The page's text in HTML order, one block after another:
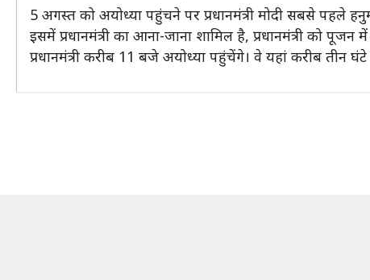
5 अगस्त को अयोध्या पहुंचने पर प्रधानमंत्री मोदी सबसे पहले
इसमें प्रधानमंत्री का आना-जाना शामिल है, प्रधानमंत्री को
प्रधानमंत्री करीब 11 बजे अयोध्या पहुंचेंगे। वे यहां करीब तीन